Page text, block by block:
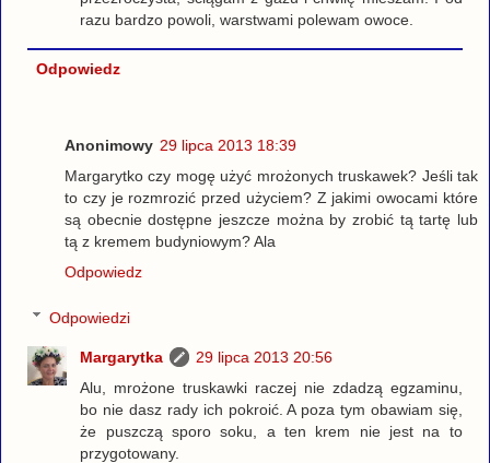
razu bardzo powoli, warstwami polewam owoce.
Odpowiedz
Anonimowy 29 lipca 2013 18:39
Margarytko czy mogę użyć mrożonych truskawek? Jeśli tak
to czy je rozmrozić przed użyciem? Z jakimi owocami które
są obecnie dostępne jeszcze można by zrobić tą tartę lub
tą z kremem budyniowym? Ala
Odpowiedz
Odpowiedzi
Margarytka
29 lipca 2013 20:56
Alu, mrożone truskawki raczej nie zdadzą egzaminu,
bo nie dasz rady ich pokroić. A poza tym obawiam się,
że puszczą sporo soku, a ten krem nie jest na to
przygotowany.